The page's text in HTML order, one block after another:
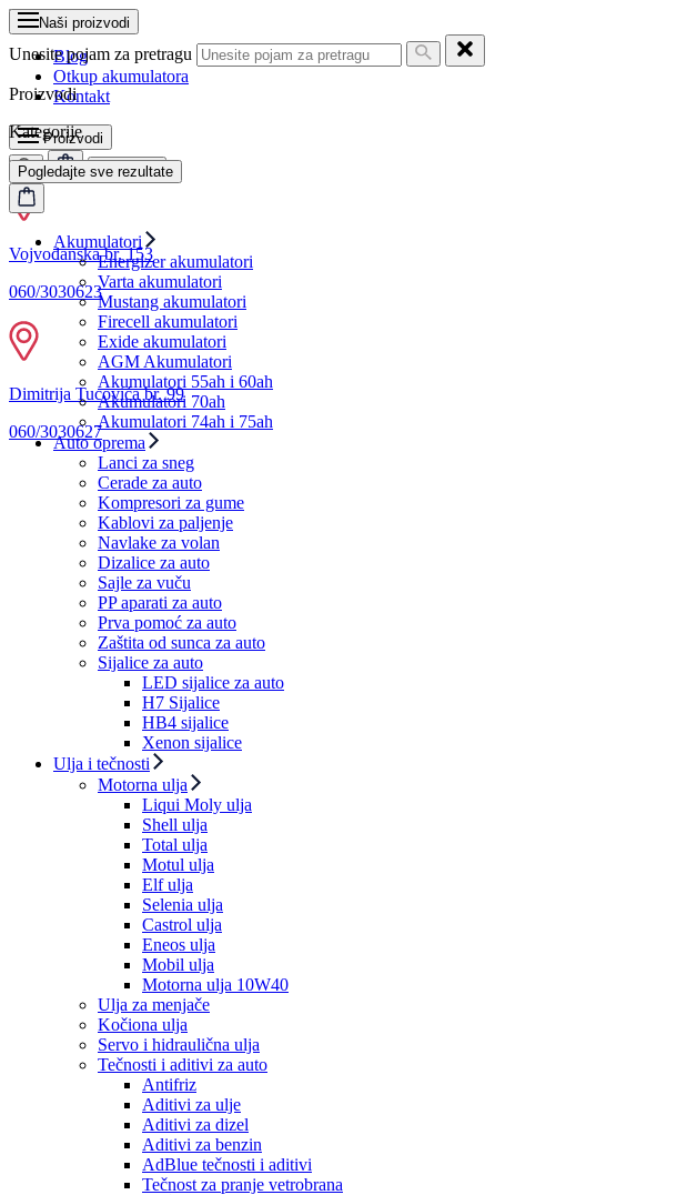
Blog
Otkup akumulatora
Kontakt
Proizvodi
MENI
Vojvođanska br. 153
060/3030623
Dimitrija Tucovića br. 99
060/3030627
Naši proizvodi
Unesite pojam za pretragu
Proizvodi
Kategorije
Pogledajte sve rezultate
Akumulatori
Energizer akumulatori
Varta akumulatori
Mustang akumulatori
Firecell akumulatori
Exide akumulatori
AGM Akumulatori
Akumulatori 55ah i 60ah
Akumulatori 70ah
Akumulatori 74ah i 75ah
Auto oprema
Lanci za sneg
Cerade za auto
Kompresori za gume
Kablovi za paljenje
Navlake za volan
Dizalice za auto
Sajle za vuču
PP aparati za auto
Prva pomoć za auto
Zaštita od sunca za auto
Sijalice za auto
LED sijalice za auto
H7 Sijalice
HB4 sijalice
Xenon sijalice
Ulja i tečnosti
Motorna ulja
Liqui Moly ulja
Shell ulja
Total ulja
Motul ulja
Elf ulja
Selenia ulja
Castrol ulja
Eneos ulja
Mobil ulja
Motorna ulja 10W40
Ulja za menjače
Kočiona ulja
Servo i hidraulična ulja
Tečnosti i aditivi za auto
Antifriz
Aditivi za ulje
Aditivi za dizel
Aditivi za benzin
AdBlue tečnosti i aditivi
Tečnost za pranje vetrobrana